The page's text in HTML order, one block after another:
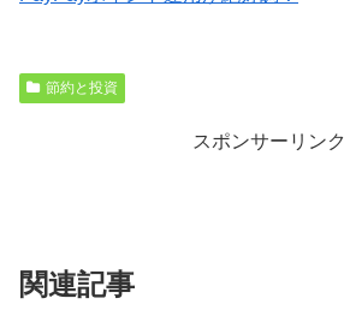
節約と投資
スポンサーリンク
関連記事